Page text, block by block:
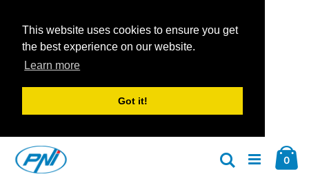
This website uses cookies to ensure you get
the best experience on our website.
Learn more
Got it!
Inhalt
springen
0
Suche